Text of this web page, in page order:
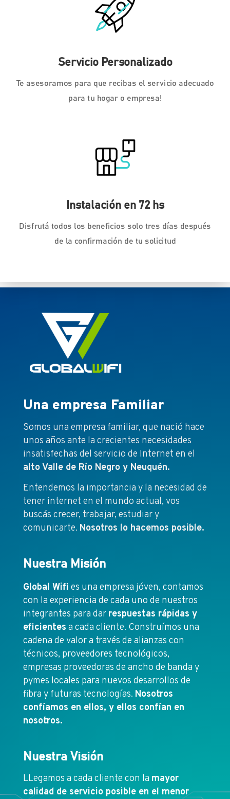
Servicio Personalizado
Te asesoramos para que recibas el servicio adecuado
para tu hogar o empresa!
Instalación en 72 hs
Disfrutá todos los beneficios solo tres días después
de la confirmación de tu solicitud
Una empresa Familiar
Somos una empresa familiar, que nació hace
unos años ante la crecientes necesidades
insatisfechas del servicio de Internet en el
alto Valle de Río Negro y Neuquén.
Entendemos la importancia y la necesidad de
tener internet en el mundo actual, vos
buscás crecer, trabajar, estudiar y
comunicarte. Nosotros lo hacemos posible.
Nuestra Misión
Global Wifi es una empresa jóven, contamos
con la experiencia de cada uno de nuestros
integrantes para dar respuestas rápidas y
eficientes a cada cliente. Construímos una
cadena de valor a través de alianzas con
técnicos, proveedores tecnológicos,
empresas proveedoras de ancho de banda y
pymes locales para nuevos desarrollos de
fibra y futuras tecnologías. Nosotros
confíamos en ellos, y ellos confían en
nosotros.
Nuestra Visión
LLegamos a cada cliente con la mayor
calidad de servicio posible en el menor